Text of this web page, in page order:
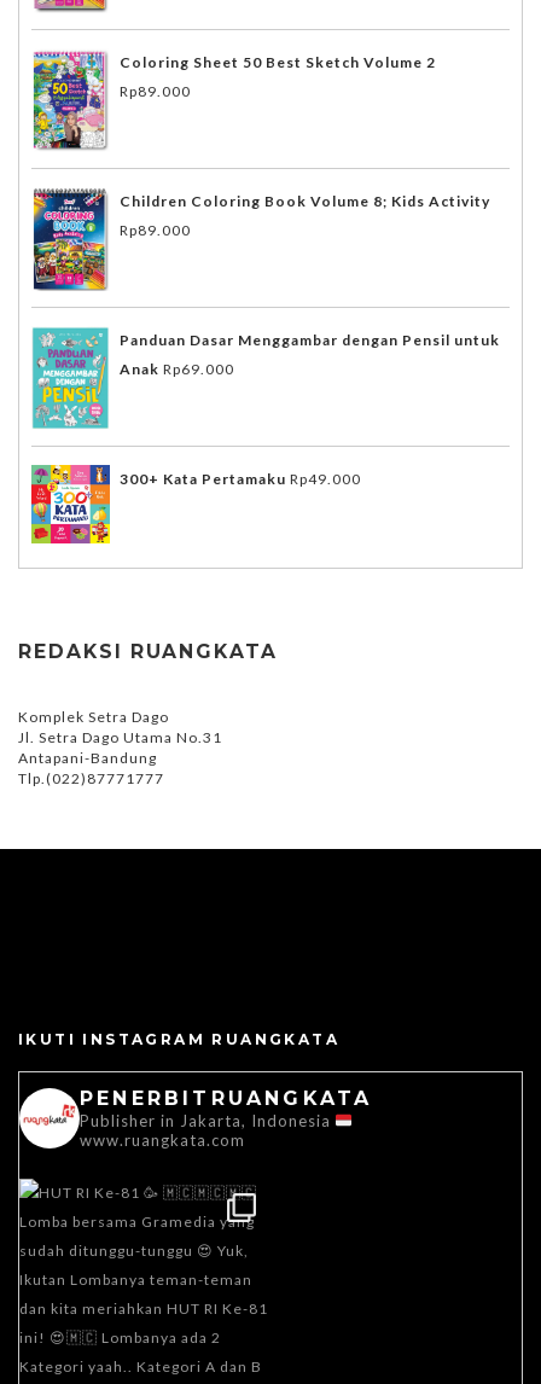
Coloring Sheet 50 Best Sketch Volume 2
Rp89.000
Children Coloring Book Volume 8; Kids Activity
Rp89.000
Panduan Dasar Menggambar dengan Pensil untuk
Anak Rp69.000
300+ Kata Pertamaku Rp49.000
REDAKSI RUANGKATA
Komplek Setra Dago
Jl. Setra Dago Utama No.31
Antapani-Bandung
Tlp.(022)87771777
IKUTI INSTAGRAM RUANGKATA
PENERBITRUANGKATA
Publisher in Jakarta, Indonesia
www.ruangkata.com